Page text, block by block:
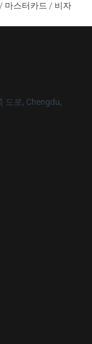
마스터카드 / 비자
도로, Chengdu,